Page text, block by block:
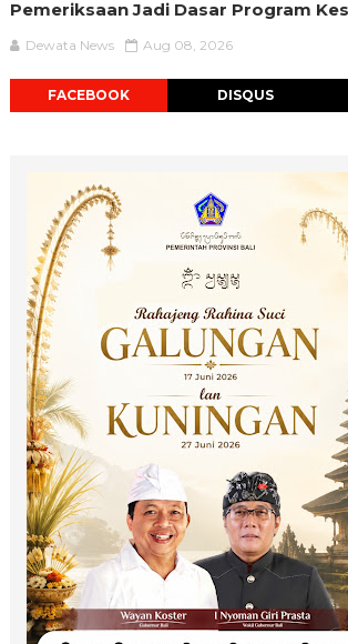
Pemeriksaan Jadi Dasar Program
Dewata News Aug 08, 2026
FACEBOOK DISQUS